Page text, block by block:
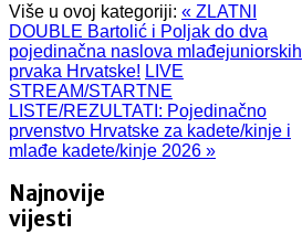
Više u ovoj kategoriji: « ZLATNI
DOUBLE Bartolić i Poljak do dva
pojedinačna naslova mlađejuniorskih
prvaka Hrvatske! LIVE
STREAM/STARTNE
LISTE/REZULTATI: Pojedinačno
prvenstvo Hrvatske za kadete/kinje i
mlađe kadete/kinje 2026 »
Najnovije
vijesti